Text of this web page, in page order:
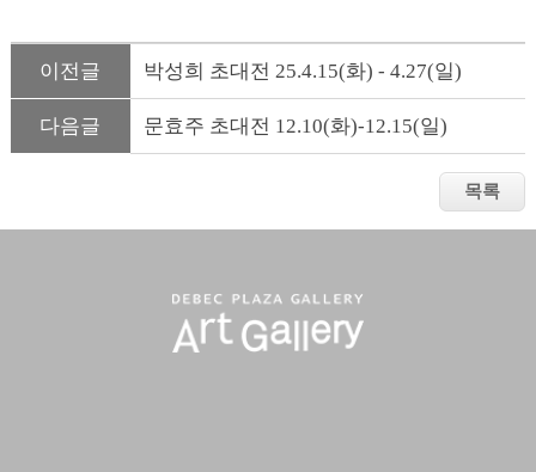
이전글 박성희 초대전 25.4.15(화) - 4.27(일)
다음글 문효주 초대전 12.10(화)-12.15(일)